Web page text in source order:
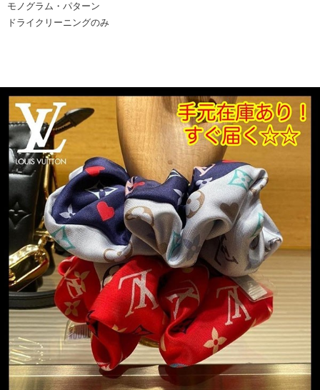
モノグラム・パターン
ドライクリーニングのみ